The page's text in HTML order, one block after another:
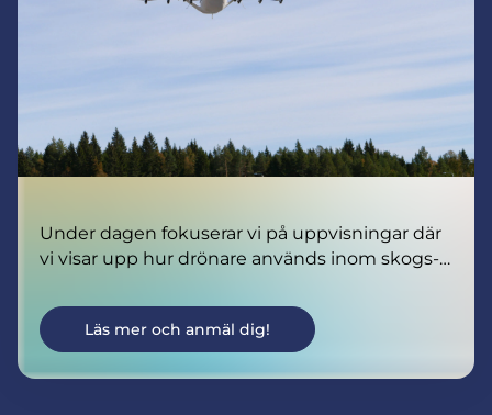
Under dagen fokuserar vi på uppvisningar där
vi visar upp hur drönare används inom skogs-
med seminarier och nätverkande med företag
som utvecklar drönarbaserade lösningar som
kan förändra hur vi arbetar med mark, skog
och naturresurser.
Läs mer och anmäl dig!